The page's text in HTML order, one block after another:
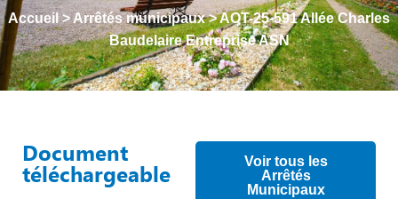
Accueil>Arrêtés municipaux>AOT-25-591 Allée Charles
Baudelaire Entreprise ASN
Document
téléchargeable
Voir tous les
Arrêtés
Municipaux